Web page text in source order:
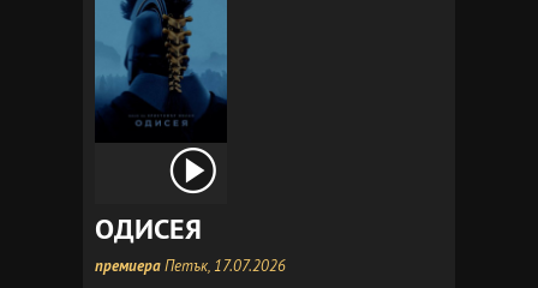
ОДИСЕЯ
премиераПетък, 17.07.2026